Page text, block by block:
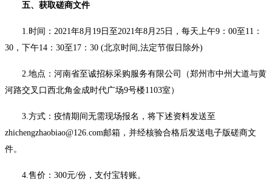
五、获取磋商文件
1.时间：2021年8月 19 日至2021年8月 25 日，每天上午9 ： 00至11：
30，下午14：30至17：30 (北京时间,法定节假日除外)
2.地点：河南省至诚招标采购服务有限公司（郑州市中州大道与黄
河路交叉口西北角金成时代广场9号楼1103室）
3.方式：疫情期间无需现场报名，将下述资料发送至
zhichengzhaobiao@126.com邮箱，并经核验合格后发送电子版磋商文
件。
4.售价： 300元/份 ， 支付宝转账。